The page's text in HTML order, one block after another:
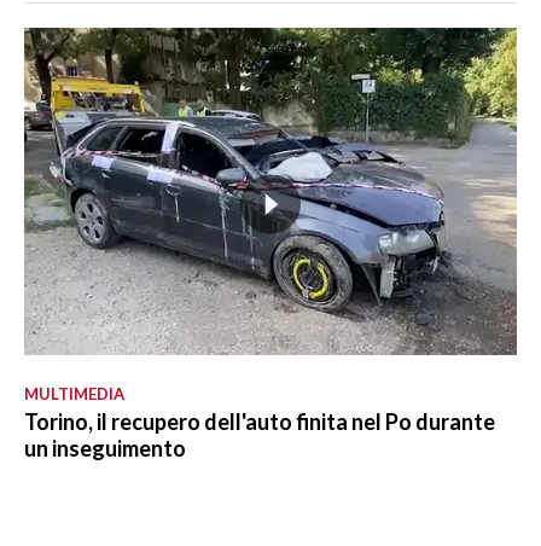
MULTIMEDIA
Torino, il recupero dell'auto finita nel Po durante
un inseguimento